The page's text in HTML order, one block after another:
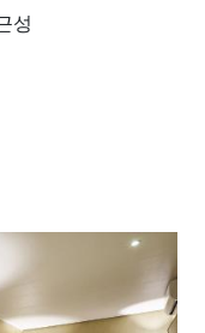
성